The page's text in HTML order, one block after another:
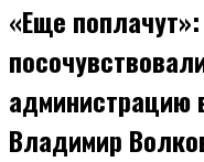
«Еще
администрацию
Владимир